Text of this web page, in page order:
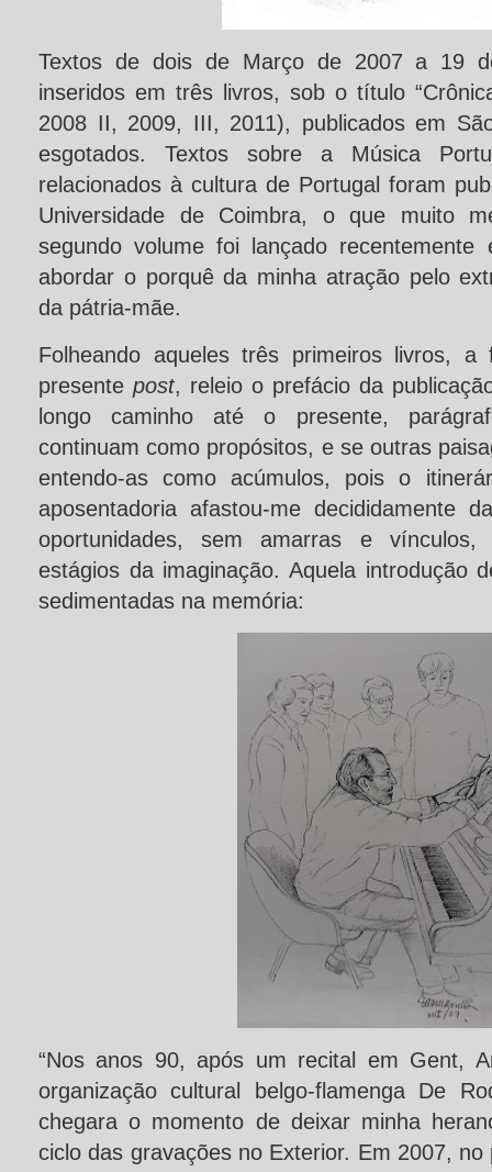
Textos de dois de Março de 2007 a 19
inseridos em três livros, sob o título
2008 II, 2009, III, 2011), publicados em
esgotados. Textos sobre a Música
relacionados à cultura de Portugal foram
Universidade de Coimbra, o que muito
segundo volume foi lançado
abordar o porquê da minha atração pelo
da pátria-mãe.
Folheando aqueles três primeiros livros,
presente post, releio o prefácio da
longo caminho até o presente,
continuam como propósitos, e se outras
entendo-as como acúmulos, pois o
aposentadoria afastou-me decididamente
oportunidades, sem amarras e vínculos,
estágios da imaginação. Aquela introdução
sedimentadas na memória:
“Nos anos 90, após um recital em Gent,
organização cultural belgo-flamenga De
chegara o momento de deixar minha
ciclo das gravações no Exterior. Em 2007,